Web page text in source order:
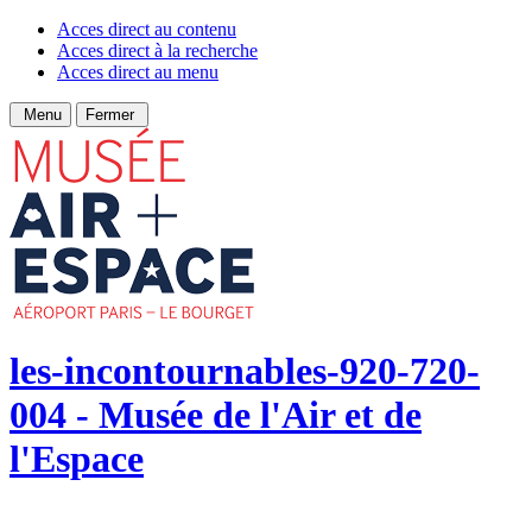
Acces direct au contenu
Acces direct à la recherche
Acces direct au menu
Menu Fermer
les-incontournables-920-720-
004 - Musée de l'Air et de
l'Espace